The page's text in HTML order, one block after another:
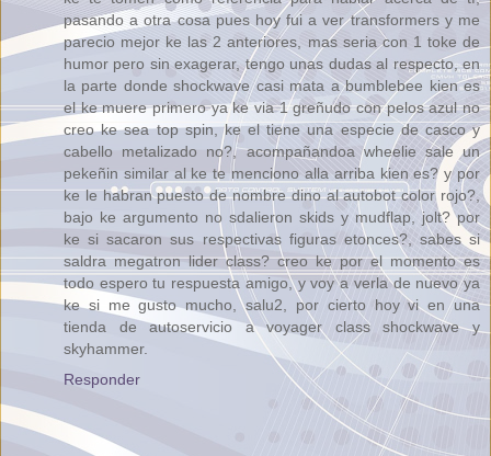
pasando a otra cosa pues hoy fui a ver transformers y me
parecio mejor ke las 2 anteriores, mas seria con 1 toke de
humor pero sin exagerar, tengo unas dudas al respecto, en
la parte donde shockwave casi mata a bumblebee kien es
el ke muere primero ya ke via 1 greñudo con pelos azul no
creo ke sea top spin, ke el tiene una especie de casco y
cabello metalizado no?, acompañandoa wheelie sale un
pekeñin similar al ke te menciono alla arriba kien es? y por
ke le habran puesto de nombre dino al autobot color rojo?,
bajo ke argumento no sdalieron skids y mudflap, jolt? por
ke si sacaron sus respectivas figuras etonces?, sabes si
saldra megatron lider class? creo ke por el momento es
todo espero tu respuesta amigo, y voy a verla de nuevo ya
ke si me gusto mucho, salu2, por cierto hoy vi en una
tienda de autoservicio a voyager class shockwave y
skyhammer.
Responder